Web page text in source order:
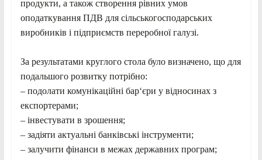
продукти, а також створення рівних умов
оподаткування ПДВ для сільськогосподарських
виробників і підприємств переробної галузі.
За результатами круглого стола було визначено, що для
подальшого розвитку потрібно:
– подолати комунікаційні бар‘єри у відносинах з
експортерами;
– інвестувати в зрошення;
– задіяти актуальні банківські інструменти;
– залучити фінанси в межах державних програм;